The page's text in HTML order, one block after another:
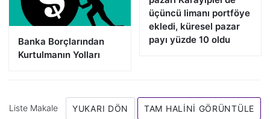
Banka Borçlarından
Kurtulmanın Yolları
üçüncü limanı portföye
ekledi, küresel pazar
payı yüzde 10 oldu
Liste Makale YUKARI DÖN TAM HALINI GÖRÜNTÜLE